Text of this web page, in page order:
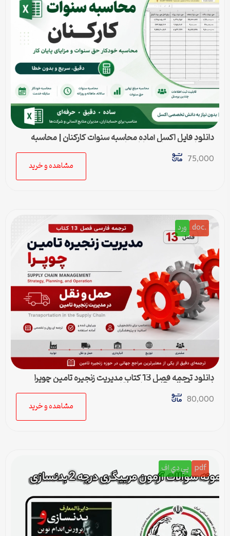
دانلود فایل اکسل آماده محاسبه سنوات کارکنان | محاسبه
خودکار حق سنوات و پایان کار
75,000
مشاهده و خرید
.doc ورد
دانلود ترجمه فصل 13 کتاب مدیریت زنجیره تامین چوپرا
(Sunil Chopra) | حمل و نقل در زنجیره تامین
80,000
مشاهده و خرید
pdf پي دي اف